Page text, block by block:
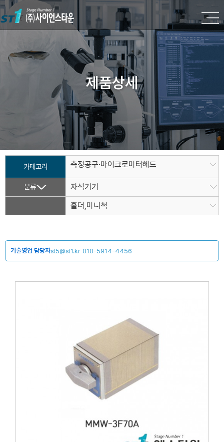
제품상세
카테고리 측정공구·마이크로미터헤드
분류
자석기기
홀더,미니척
기술영업 담당자st5@st1.kr 010-5914-4456